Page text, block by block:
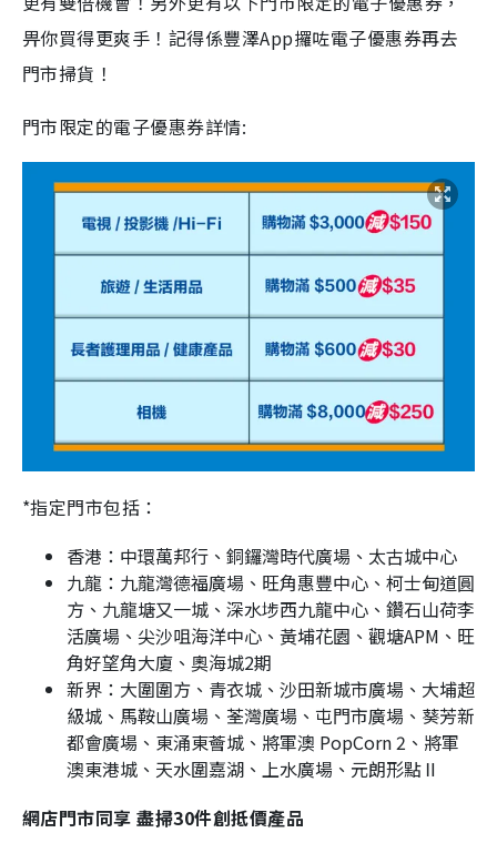
畀你買得更爽手！記得係豐澤App攞咗電子優惠券再去
門市掃貨！
門市限定的電子優惠券詳情:
*指定門市包括：
香港：中環萬邦行、銅鑼灣時代廣場、太古城中心
九龍：九龍灣德福廣場、旺角惠豐中心、柯士甸道圓
方、九龍塘又一城、深水埗西九龍中心、鑽石山荷李
活廣場、尖沙咀海洋中心、黃埔花園、觀塘APM、旺
角好望角大廈、奧海城2期
新界：大圍圍方、青衣城、沙田新城市廣場、大埔超
級城、馬鞍山廣場、荃灣廣場、屯門市廣場、葵芳新
都會廣場、東涌東薈城、將軍澳 PopCorn 2、將軍
澳東港城、天水圍嘉湖、上水廣場、元朗形點Ⅱ
網店門市同享 盡掃30件創抵價產品